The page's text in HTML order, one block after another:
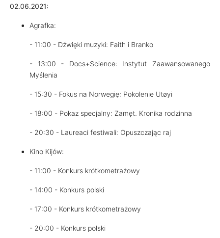
02.06.2021:
Agrafka:
- 11:00 - Dźwięki muzyki: Faith i Branko
- 13:00 - Docs+Science: Instytut Zaawansowanego
Myślenia
- 15:30 - Fokus na Norwegię: Pokolenie Utøyi
- 18:00 - Pokaz specjalny: Zamęt. Kronika rodzinna
- 20:30 - Laureaci festiwali: Opuszczając raj
Kino Kijów:
- 11:00 - Konkurs krótkometrażowy
- 14:00 - Konkurs polski
- 17:00 - Konkurs krótkometrażowy
- 20:00 - Konkurs polski